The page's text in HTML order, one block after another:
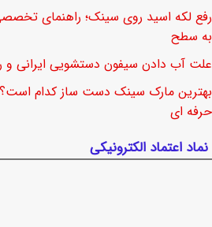
رفع لکه اسید روی سینک؛ راهنمای
به سطح
علت آب دادن سیفون دستشویی ایرانی
بهترین مارک سینک دست ساز کدام است؟
حرفه ای
نماد اعتماد الکترونیکی